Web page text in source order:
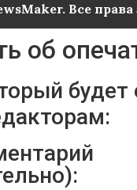
Все
об
будет